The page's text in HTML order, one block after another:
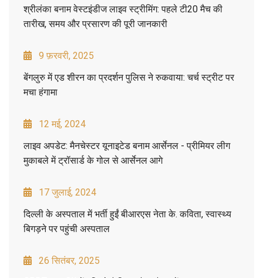
श्रीलंका बनाम वेस्टइंडीज लाइव स्ट्रीमिंग: पहले टी20 मैच की
तारीख, समय और प्रसारण की पूरी जानकारी
9 फ़रवरी, 2025
बेंगलुरु में एड शीरन का प्रदर्शन पुलिस ने रुकवाया: चर्च स्ट्रीट पर
मचा हंगामा
12 मई, 2024
लाइव अपडेट: मैनचेस्टर यूनाइटेड बनाम आर्सेनल - प्रीमियर लीग
मुकाबले में ट्रॉसार्ड के गोल से आर्सेनल आगे
17 जुलाई, 2024
दिल्ली के अस्पताल में भर्ती हुईं बीआरएस नेता के. कविता, स्वास्थ्य
बिगड़ने पर पहुंची अस्पताल
26 सितंबर, 2025